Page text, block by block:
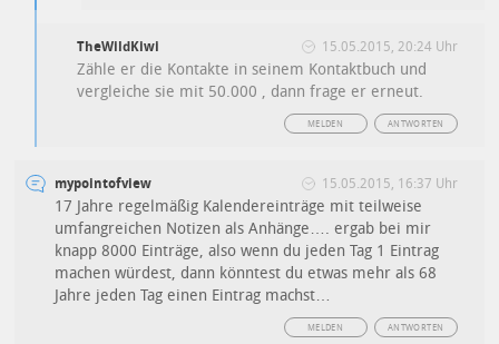
TheWildKiwi 15.05.2015, 20:24 Uhr
Zähle er die Kontakte in seinem Kontaktbuch und
vergleiche sie mit 50.000 , dann frage er erneut.
ANTWORTEN
MELDEN
mypointofview 15.05.2015, 16:37 Uhr
17 Jahre regelmäßig Kalendereinträge mit teilweise
umfangreichen Notizen als Anhänge…. ergab bei mir
knapp 8000 Einträge, also wenn du jeden Tag 1 Eintrag
machen würdest, dann könntest du etwas mehr als 68
Jahre jeden Tag einen Eintrag machst…
ANTWORTEN
MELDEN